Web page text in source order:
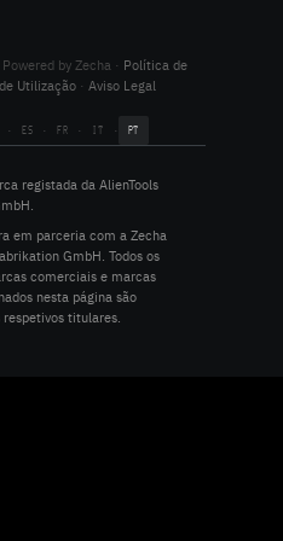
by Zecha · Política de
Utilização· Aviso Legal
· ES · FR · IT · PT
registada da AlienTools
em parceria com a Zecha
GmbH. Todos os
comerciais e marcas
nesta página são
titulares.